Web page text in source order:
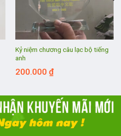
Kỷ niệm chương câu lạc bộ tiếng
anh
200.000 ₫